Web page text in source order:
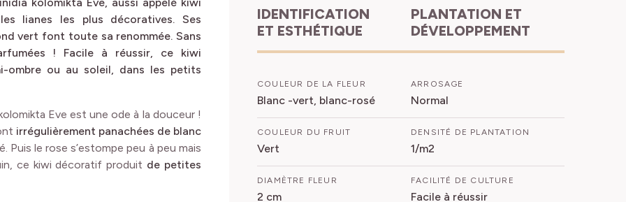
vert font toute sa renommée. Sans
! Facile à réussir, ce kiwi
ou au soleil, dans les petits
irrégulièrement panachées de blanc
Puis le rose s’estompe peu à peu mais
ce kiwi décoratif produit de petites
ET ESTHÉTIQUE
Blanc -vert, blanc-rosé
COULEUR DU FRUIT
Vert
DIAMÈTRE FLEUR
2 cm
DÉVELOPPEMENT
Normal
DENSITÉ DE PLANTATION
1/m2
FACILITÉ DE CULTURE
Facile à réussir